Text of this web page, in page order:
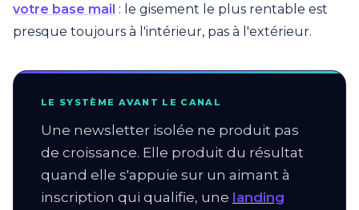
votre base mail : le gisement le plus rentable est
presque toujours à l'intérieur, pas à l'extérieur.
LE SYSTÈME AVANT LE CANAL
Une newsletter isolée ne produit pas
de croissance. Elle produit du résultat
quand elle s'appuie sur un aimant à
inscription qui qualifie, une landing